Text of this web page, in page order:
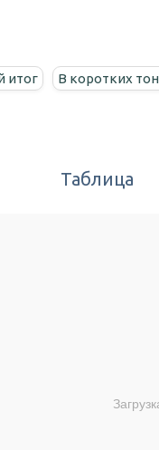
итог В коротких
Таблица